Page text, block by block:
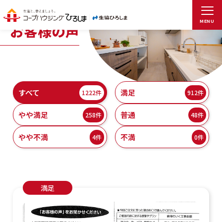
MENU
お客様の声
すべて 1222件 満足 912件
やや満足 258件 普通 48件
やや不満 4件 不満 0件
満足